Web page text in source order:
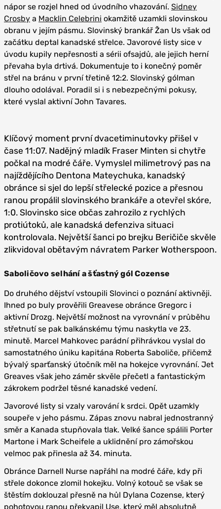
nápor se rozjel hned od úvodního vhazování. Sidney
Crosby a Macklin Celebrini okamžitě uzamkli slovinskou
obranu v jejím pásmu. Slovinský brankář Žan Us však od
začátku deptal kanadské střelce. Javorové listy sice v
úvodu kupily nepřesnosti a sérii ofsajdů, ale jejich herní
převaha byla drtivá. Dokumentuje to i konečný poměr
střel na bránu v první třetině 12:2. Slovinský gólman
dlouho odolával. Poradil si i s nebezpečnými pokusy,
které vyslal aktivní John Tavares.
Klíčový moment první dvacetiminutovky přišel v
čase 11:07. Nadějný mladík Fraser Minten si chytře
počkal na modré čáře. Vymyslel milimetrový pas na
najíždějícího Dentona Mateychuka, kanadský
obránce si sjel do lepší střelecké pozice a přesnou
ranou propálil slovinského brankáře a otevřel skóre,
1:0. Slovinsko sice občas zahrozilo z rychlých
protiútoků, ale kanadská defenziva situaci
kontrolovala. Největší šanci po brejku Beričiče skvěle
zlikvidoval obětavým návratem Parker Wotherspoon.
Saboličovo selhání a šťastný gól Cozense
Do druhého dějství vstoupili Slovinci o poznání aktivněji.
Ihned po buly prověřili Greavese obránce Gregorc i
aktivní Drozg. Největší možnost na vyrovnání v průběhu
střetnutí se pak balkánskému týmu naskytla ve 23.
minutě. Marcel Mahkovec parádní přihrávkou vyslal do
samostatného úniku kapitána Roberta Saboliče, přičemž
bývalý sparťanský útočník měl na hokejce vyrovnání. Jet
Greaves však jeho záměr skvěle přečetl a fantastickým
zákrokem podržel těsné kanadské vedení.
Javorové listy si vzaly varování k srdci. Opět uzamkly
soupeře v jeho pásmu. Zápas znovu nabral jednostranný
směr a Kanada stupňovala tlak. Velké šance spálili Porter
Martone i Mark Scheifele a uklidnění pro zámořskou
velmoc pak přinesla až 34. minuta.
Obránce Darnell Nurse napřáhl na modré čáře, kdy při
střele dokonce zlomil hokejku. Volný kotouč se však se
štěstím doklouzal přesně na hůl Dylana Cozense, který
pohotovou ranou překvapil Use, který měl absolutně